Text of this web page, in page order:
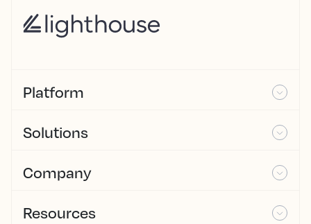
Platform
Solutions
Company
Resources